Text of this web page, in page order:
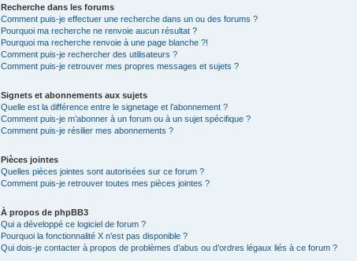
Recherche dans les forums
Comment puis-je effectuer une recherche dans un ou des forums ?
Pourquoi ma recherche ne renvoie aucun résultat ?
Pourquoi ma recherche renvoie à une page blanche ?!
Comment puis-je rechercher des utilisateurs ?
Comment puis-je retrouver mes propres messages et sujets ?
Signets et abonnements aux sujets
Quelle est la différence entre le signetage et l’abonnement ?
Comment puis-je m’abonner à un forum ou à un sujet spécifique ?
Comment puis-je résilier mes abonnements ?
Pièces jointes
Quelles pièces jointes sont autorisées sur ce forum ?
Comment puis-je retrouver toutes mes pièces jointes ?
À propos de phpBB3
Qui a développé ce logiciel de forum ?
Pourquoi la fonctionnalité X n’est pas disponible ?
Qui dois-je contacter à propos de problèmes d’abus ou d’ordres légaux liés à ce forum ?